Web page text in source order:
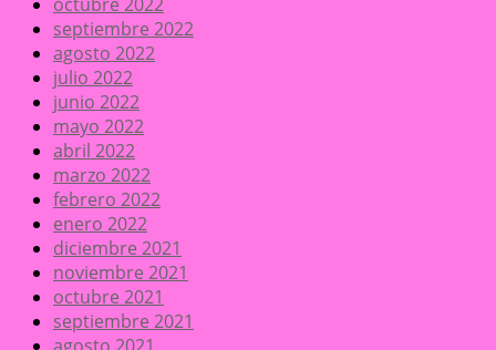
octubre 2022
septiembre 2022
agosto 2022
julio 2022
junio 2022
mayo 2022
abril 2022
marzo 2022
febrero 2022
enero 2022
diciembre 2021
noviembre 2021
octubre 2021
septiembre 2021